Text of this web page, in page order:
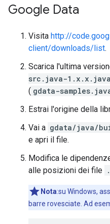
Google Data
Visita http://
client/downloads/list.
Scarica l'ultima
src.java-
( gdata-
Estrai l'origine della
Vai a gdata/java/
e apri il file.
Modifica le
alle posizioni dei file
Nota:su Windows,
barre rovesciate. Ad